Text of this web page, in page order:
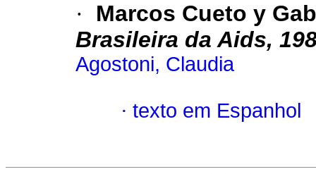
·
Marcos Cueto y
Brasileira da Aids,
Agostoni, Claudia
· texto em Espanhol